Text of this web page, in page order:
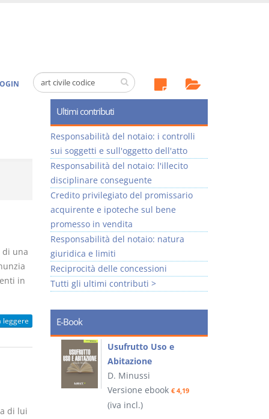
di una
in
leggere
di lui
Ultimi contributi
Responsabilità del notaio: i controlli
sui soggetti e sull'oggetto dell'atto
Responsabilità del notaio: l'illecito
disciplinare conseguente
Credito privilegiato del promissario
acquirente e ipoteche sul bene
promesso in vendita
Responsabilità del notaio: natura
giuridica e limiti
Reciprocità delle concessioni
Tutti gli ultimi contributi >
E-Book
Usufrutto Uso e
Abitazione
D. Minussi
Versione ebook € 4,19
(iva incl.)